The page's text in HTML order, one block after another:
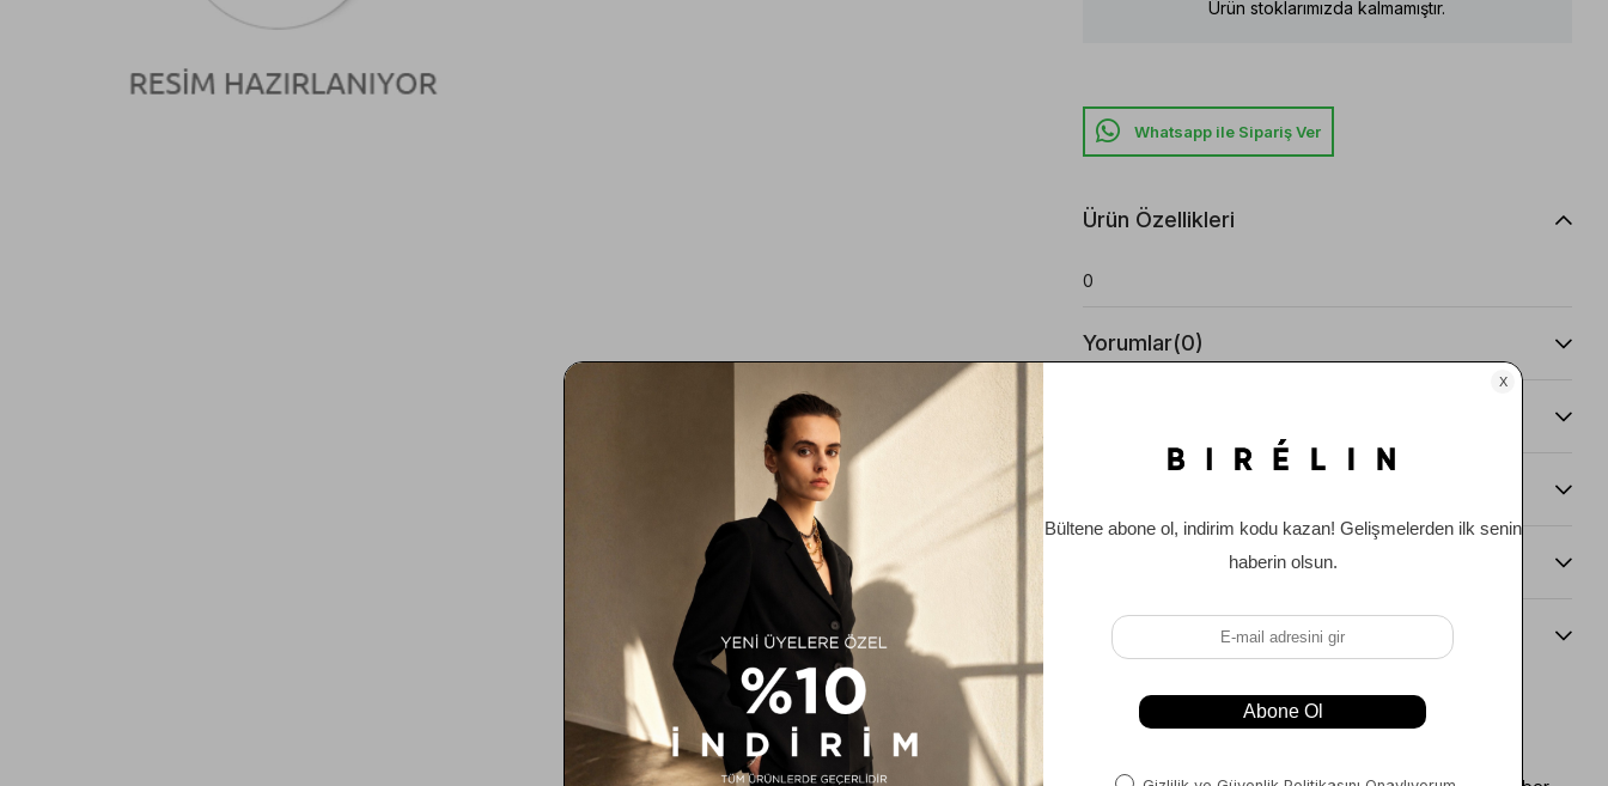
Ürün stoklarımızda kalmamıştır.
Whatsapp ile Sipariş Ver
Ürün Özellikleri
0
Yorumlar(0)
Teslimat Ve İade Koşulları
Beden Kılavuzu
Favorilere Ekle Koleksiyona Ekle